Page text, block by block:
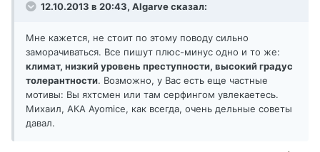
12.10.2013 в 20:43, Algarve сказал:
Мне кажется, не стоит по этому поводу сильно
заморачиваться. Все пишут плюс-минус одно и то же:
климат, низкий уровень преступности, высокий градус
толерантности. Возможно, у Вас есть еще частные
мотивы: Вы яхтсмен или там серфингом увлекаетесь.
Михаил, АКА Ayomice, как всегда, очень дельные советы
давал.